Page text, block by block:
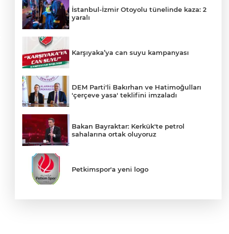
İstanbul-İzmir Otoyolu tünelinde kaza: 2
yaralı
Karşıyaka’ya can suyu kampanyası
DEM Parti'li Bakırhan ve Hatimoğulları
'çerçeve yasa' teklifini imzaladı
Bakan Bayraktar: Kerkük'te petrol
sahalarına ortak oluyoruz
Petkimspor'a yeni logo